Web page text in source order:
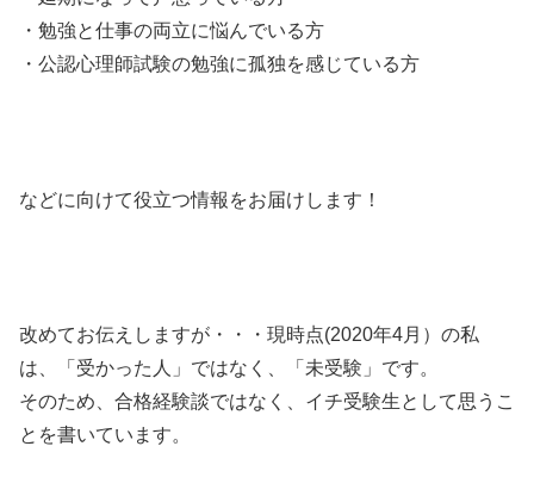
・勉強と仕事の両立に悩んでいる方
・公認心理師試験の勉強に孤独を感じている方
などに向けて役立つ情報をお届けします！
改めてお伝えしますが・・・現時点(2020年4月）の私
は、「受かった人」ではなく、「未受験」です。
そのため、合格経験談ではなく、イチ受験生として思うこ
とを書いています。